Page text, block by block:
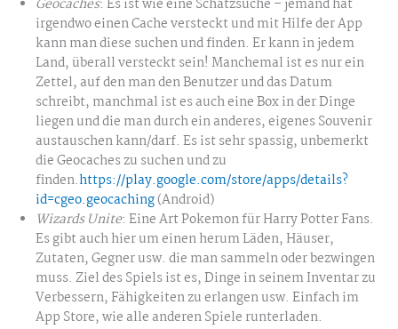
Geocaches: Es ist wie eine Schatzsuche – jemand hat
irgendwo einen Cache versteckt und mit Hilfe der App
kann man diese suchen und finden. Er kann in jedem
Land, überall versteckt sein! Manchemal ist es nur ein
Zettel, auf den man den Benutzer und das Datum
schreibt, manchmal ist es auch eine Box in der Dinge
liegen und die man durch ein anderes, eigenes Souvenir
austauschen kann/darf. Es ist sehr spassig, unbemerkt
die Geocaches zu suchen und zu
finden.https://play.google.com/store/apps/details?
id=cgeo.geocaching(Android)
Wizards Unite: Eine Art Pokemon für Harry Potter Fans.
Es gibt auch hier um einen herum Läden, Häuser,
Zutaten, Gegner usw. die man sammeln oder bezwingen
muss. Ziel des Spiels ist es, Dinge in seinem Inventar zu
Verbessern, Fähigkeiten zu erlangen usw. Einfach im
App Store, wie alle anderen Spiele runterladen.